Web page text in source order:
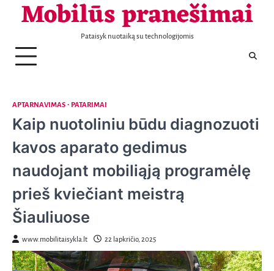
Mobilūs pranešimai
Pataisyk nuotaiką su technologijomis
turtas
APTARNAVIMAS PATARIMAI
Kaip nuotoliniu būdu diagnozuoti
kavos aparato gedimus
naudojant mobiliąją programėlę
prieš kviečiant meistrą
Šiauliuose
www.mobilitaisykla.lt 22 lapkričio, 2025